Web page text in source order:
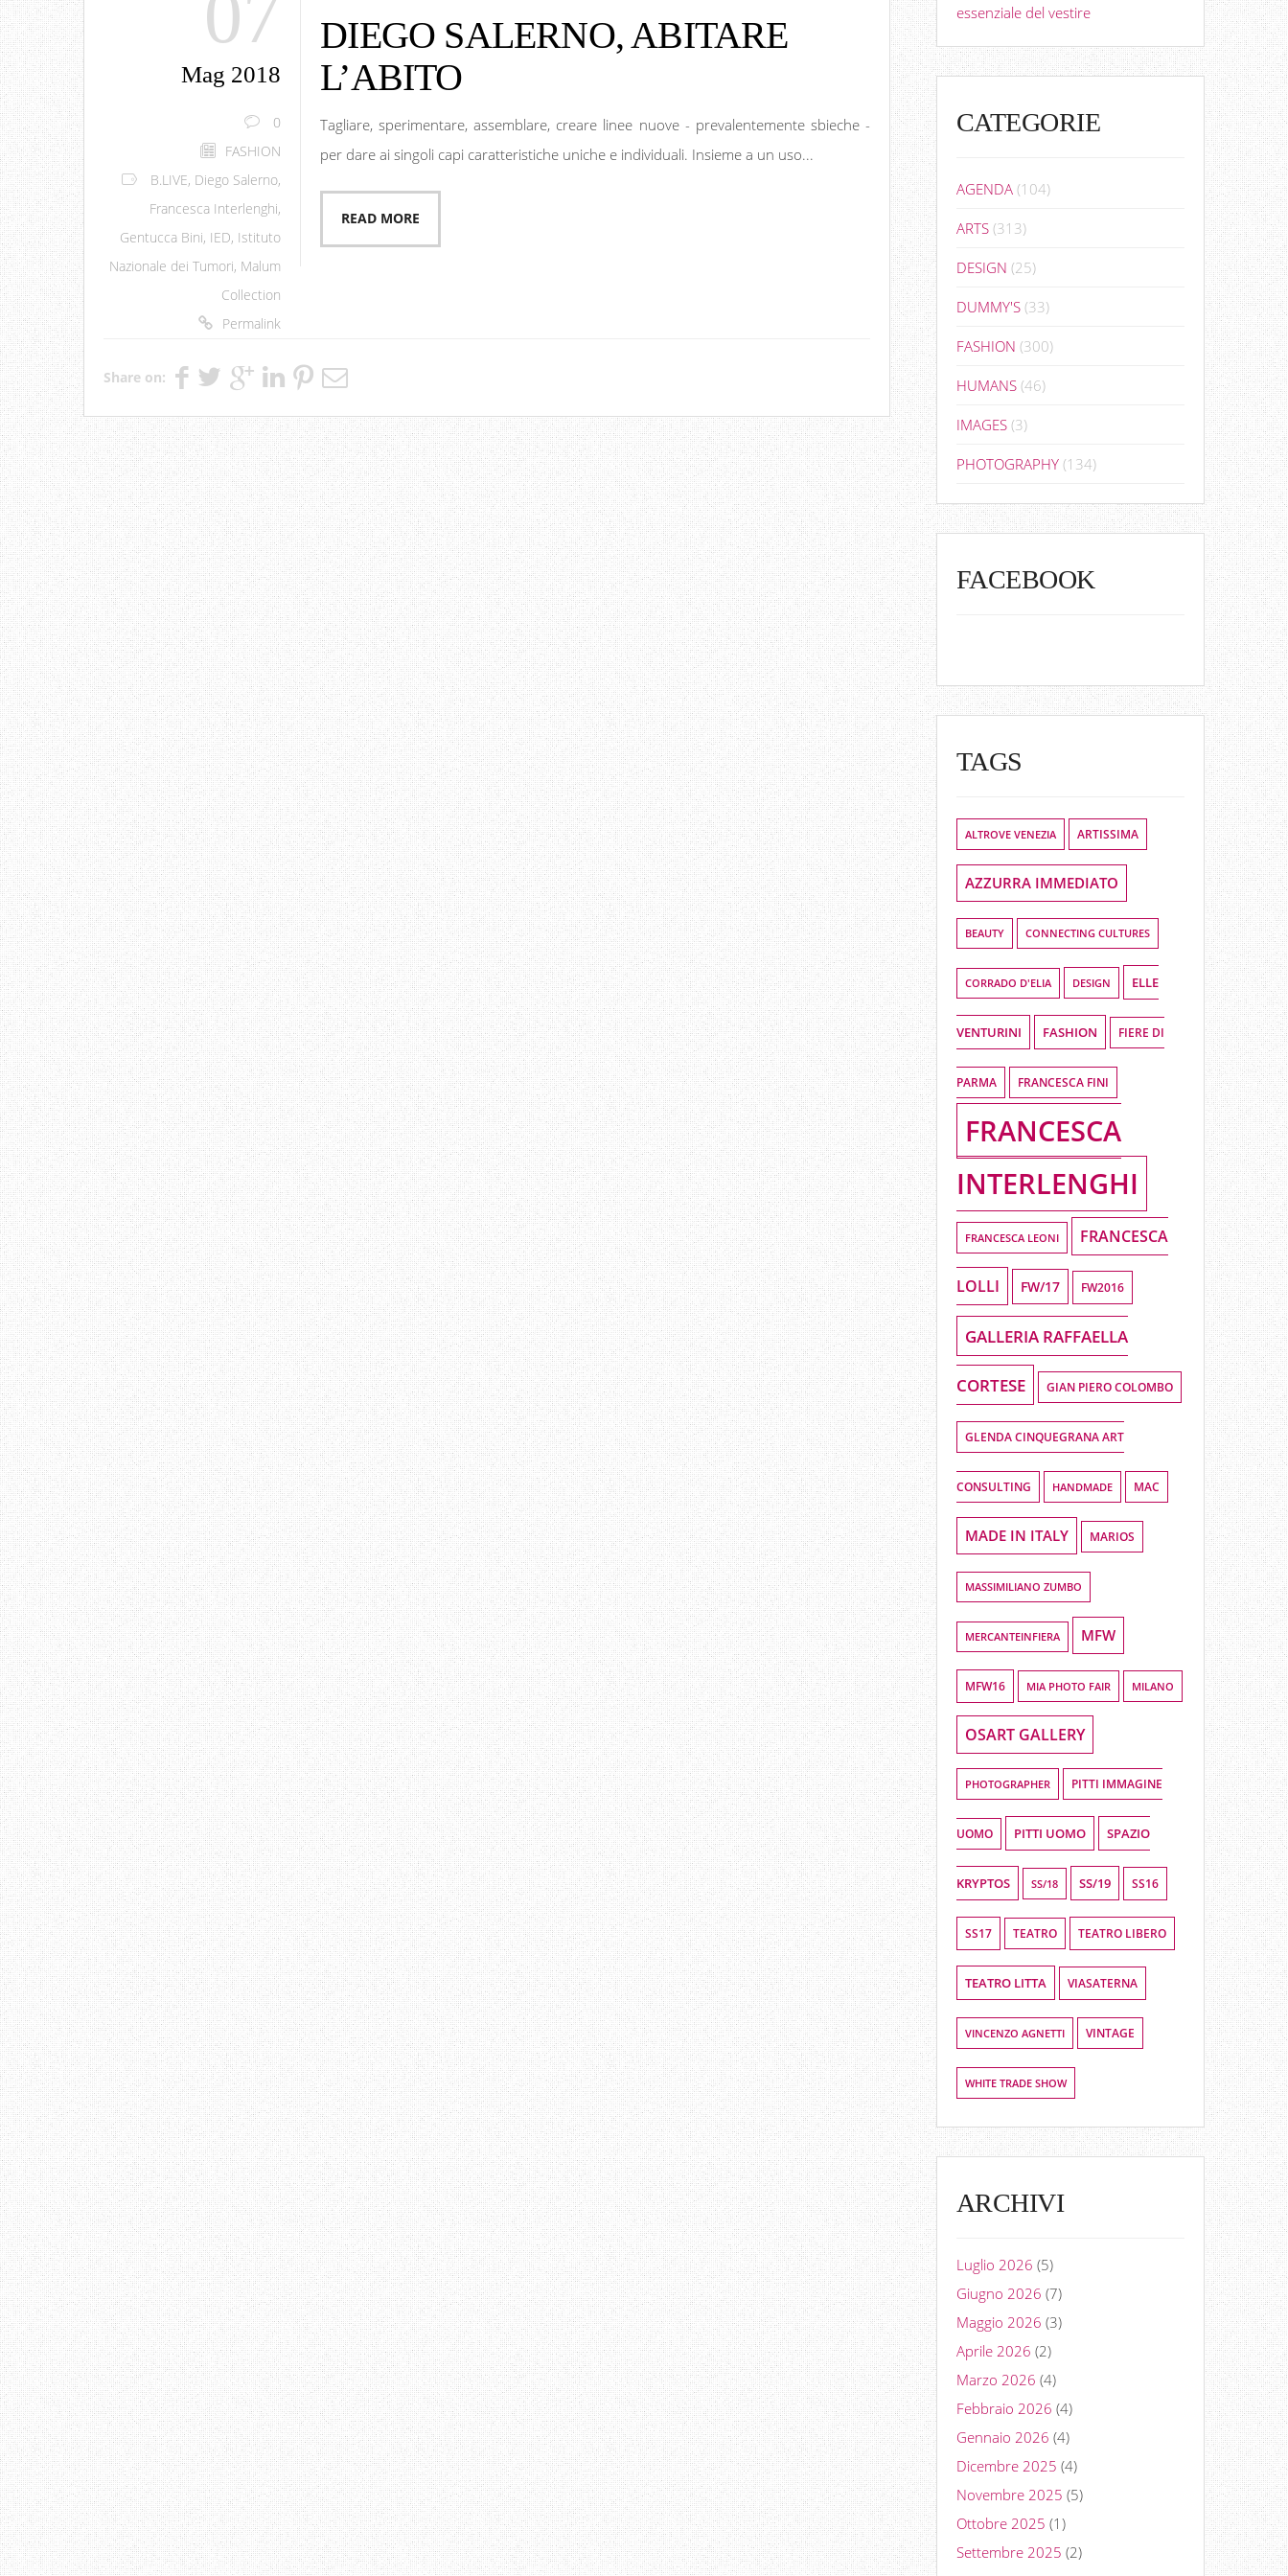
Mag 2018
0
FASHION
B.LIVE, Diego Salerno,
Francesca Interlenghi,
Gentucca Bini, IED, Istituto
Nazionale dei Tumori, Malum
Collection
Permalink
DIEGO SALERNO, ABITARE
L’ABITO
Tagliare, sperimentare, assemblare, creare linee nuove - prevalentemente sbieche -
per dare ai singoli capi caratteristiche uniche e individuali. Insieme a un uso...
READ MORE
Share on:
essenziale del vestire
CATEGORIE
AGENDA (104)
ARTS (313)
DESIGN (25)
DUMMY'S (33)
FASHION (300)
HUMANS (46)
IMAGES (3)
PHOTOGRAPHY (134)
FACEBOOK
TAGS
ALTROVE VENEZIA ARTISSIMA
AZZURRA IMMEDIATO
BEAUTY CONNECTING CULTURES
CORRADO D'ELIA DESIGN ELLE
VENTURINI FASHION FIERE DI
PARMA FRANCESCA FINI
FRANCESCA
INTERLENGHI
FRANCESCA LEONI FRANCESCA
LOLLI FW/17 FW2016
GALLERIA RAFFAELLA
CORTESE GIAN PIERO COLOMBO
GLENDA CINQUEGRANA ART
CONSULTING HANDMADE MAC
MADE IN ITALY MARIOS
MASSIMILIANO ZUMBO
MERCANTEINFIERA MFW
MFW16 MIA PHOTO FAIR MILANO
OSART GALLERY
PHOTOGRAPHER PITTI IMMAGINE
UOMO PITTI UOMO SPAZIO
KRYPTOS SS/18 SS/19 SS16
SS17 TEATRO TEATRO LIBERO
TEATRO LITTA VIASATERNA
VINCENZO AGNETTI VINTAGE
WHITE TRADE SHOW
ARCHIVI
Luglio 2026 (5)
Giugno 2026 (7)
Maggio 2026 (3)
Aprile 2026 (2)
Marzo 2026 (4)
Febbraio 2026 (4)
Gennaio 2026 (4)
Dicembre 2025 (4)
Novembre 2025 (5)
Ottobre 2025 (1)
Settembre 2025 (2)